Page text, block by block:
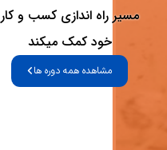
مسیر راه اندازی کسب و کار
خود کمک میکند
مشاهده همه دوره ها